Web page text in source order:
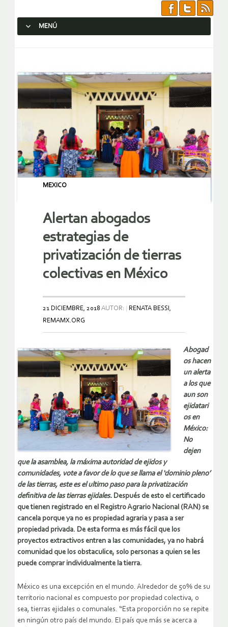
MENÚ
MEXICO
Alertan abogados
estrategias de
privatización de tierras
colectivas en México
21 DICIEMBRE, 2018 AUTOR:
RENATA BESSI,
REMAMX.ORG
Abogad
os hacen
un alerta
a los que
aun son
ejidatari
os en
México:
No
dejen
que la asamblea, la máxima autoridad de ejidos y
comunidades, vote a favor de lo que se llama el ‘dominio pleno’
de las tierras, este es el ultimo paso para la privatización
definitiva de las tierras ejidales. Después de esto el certificado
que tienen registrado en el Registro Agrario Nacional (RAN) se
cancela porque ya no es propiedad agraria y pasa a ser
propiedad privada. De esta forma es más fácil que los
proyectos extractivos entren a las comunidades, ya no habrá
comunidad que los obstaculice, solo personas a quien se les
puede comprar individualmente la tierra.
México es una excepción en el mundo. Alrededor de 50% de su
territorio nacional es compuesto por propiedad colectiva, o
sea, tierras ejidales o comunales. “Esta proporción no se repite
en ningún otro país del mundo. El país que más se acerca a